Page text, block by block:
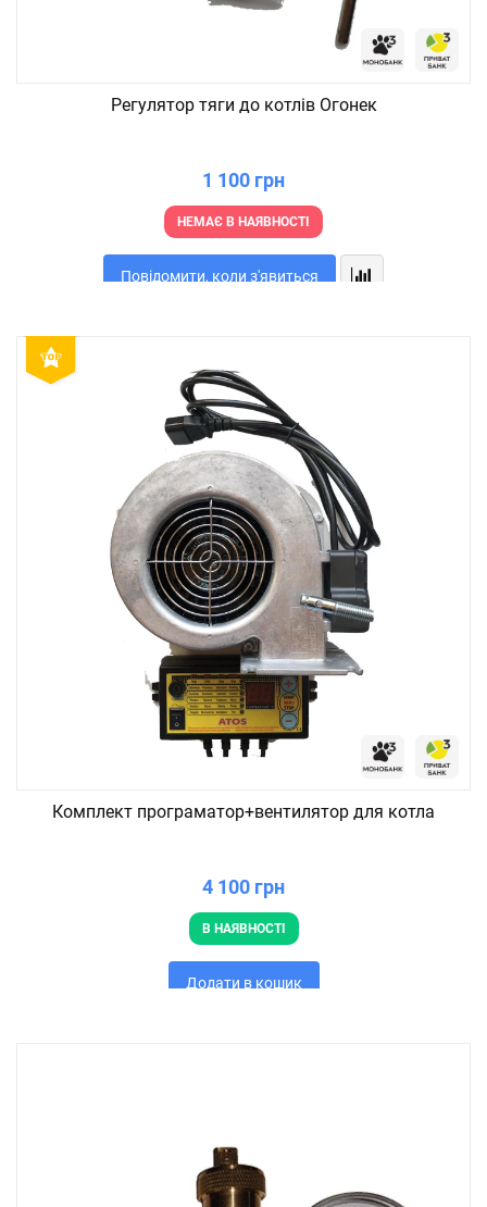
Регулятор тяги до котлів Огонек
1 100 грн
НЕМАЄ В НАЯВНОСТІ
Повідомити, коли з'явиться
Комплект програматор+вентилятор для котла
4 100 грн
В НАЯВНОСТІ
Додати в кошик